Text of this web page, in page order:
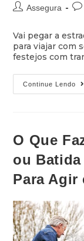
Assegura
Vai pegar a
para viajar com
festejos com
Continue Lendo
O Que
ou Batida
Para Agir